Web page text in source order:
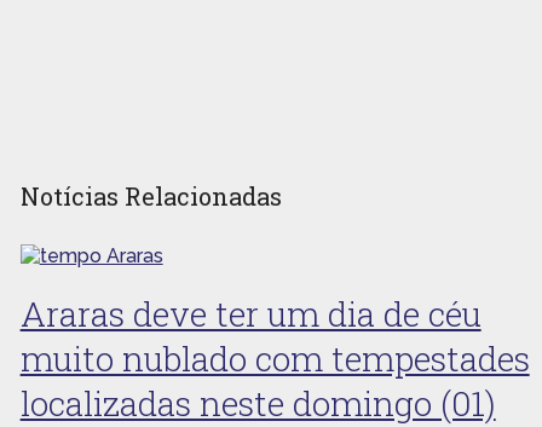
Notícias Relacionadas
Araras deve ter um dia de céu
muito nublado com tempestades
localizadas neste domingo (01)